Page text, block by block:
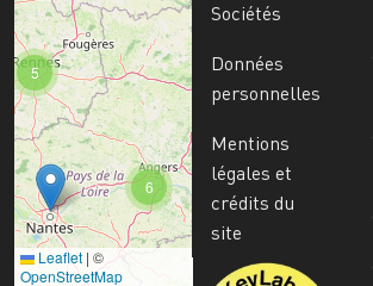
6
5
Leaflet | ©
OpenStreetMap
Sociétés
Données
personnelles
Mentions
légales et
crédits du
site
Image